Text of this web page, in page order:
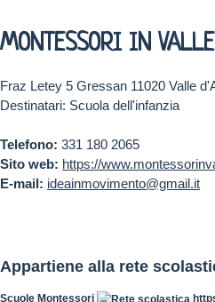
MONTESSORI IN VALLE
Fraz Letey 5 Gressan 11020 Valle
Destinatari: Scuola dell'infanzia
Telefono: 331 180 2065
Sito web: https://
E-mail: ideainmovimento@gmail.it
Appartiene alla rete
Scuole Montessori